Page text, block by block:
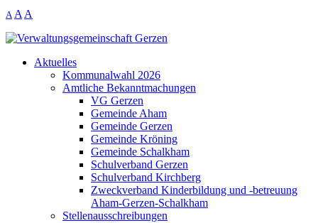
A A A
Aktuelles
Kommunalwahl 2026
Amtliche Bekanntmachungen
VG Gerzen
Gemeinde Aham
Gemeinde Gerzen
Gemeinde Kröning
Gemeinde Schalkham
Schulverband Gerzen
Schulverband Kirchberg
Zweckverband Kinderbildung und -betreuung
Aham-Gerzen-Schalkham
Stellenausschreibungen